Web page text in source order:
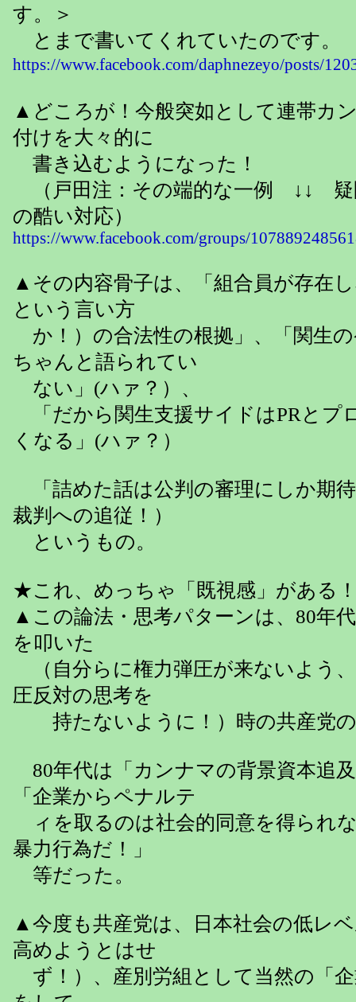
す。＞
とまで書いてくれていたのです。
https://www.facebook.com/daphnezeyo/posts/
▲どころが！今般突如として連帯カ
付けを大々的に
書き込むようになった！
（戸田注：その端的な一例 ↓↓ 疑
の酷い対応）
https://www.facebook.com/groups/
▲その内容骨子は、「組合員が存在
という言い方
か！）の合法性の根拠」、「関生
ちゃんと語られてい
ない」(ハァ？）、
「だから関生支援サイドはPRとプ
くなる」(ハァ？）
「詰めた話は公判の審理にしか期
裁判への追従！）
というもの。
★これ、めっちゃ「既視感」がある
▲この論法・思考パターンは、80年
を叩いた
（自分らに権力弾圧が来ないよう
圧反対の思考を
持たないように！）時の共産党の
80年代は「カンナマの背景資本追
「企業からペナルテ
ィを取るのは社会的同意を得られ
暴力行為だ！」
等だった。
▲今度も共産党は、日本社会の低レ
高めようとはせ
ず！）、産別労組として当然の「